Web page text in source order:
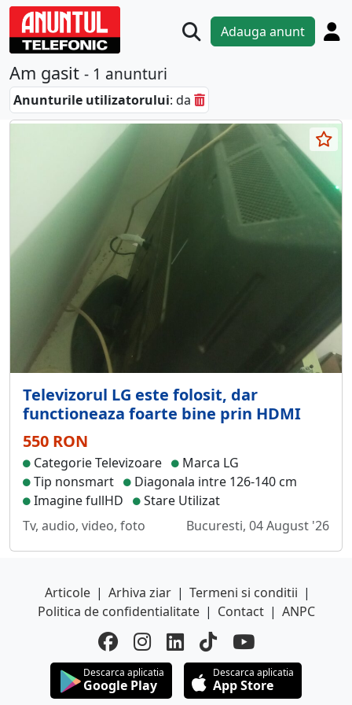
Adauga anunt
Am gasit - 1 anunturi
Anunturile utilizatorului: da
Televizorul LG este folosit, dar
functioneaza foarte bine prin HDMI
550 RON
Categorie Televizoare
Marca LG
Tip nonsmart
Diagonala intre 126-140 cm
Imagine fullHD
Stare Utilizat
Tv, audio, video, foto
Bucuresti, 04 August '26
Articole | Arhiva ziar | Termeni si conditii |
Politica de confidentialitate | Contact | ANPC
Descarca aplicatia
Google Play
Descarca aplicatia
App Store